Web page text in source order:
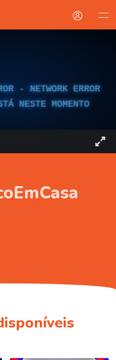
- NETWORK ERROR
NESTE MOMENTO